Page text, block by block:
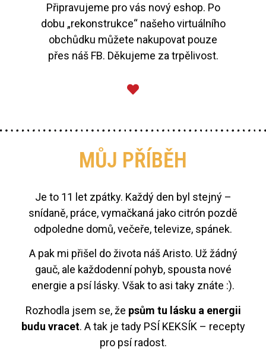
Připravujeme pro vás nový eshop. Po
dobu „rekonstrukce“ našeho virtuálního
obchůdku můžete nakupovat pouze
přes náš FB. Děkujeme za trpělivost.
MŮJ PŘÍBĚH
Je to 11 let zpátky. Každý den byl stejný –
snídaně, práce, vymačkaná jako citrón pozdě
odpoledne domů, večeře, televize, spánek.
A pak mi přišel do života náš Aristo. Už žádný
gauč, ale každodenní pohyb, spousta nové
energie a psí lásky. Však to asi taky znáte :).
Rozhodla jsem se, že psům tu lásku a energii
budu vracet. A tak je tady PSÍ KEKSÍK – recepty
pro psí radost.